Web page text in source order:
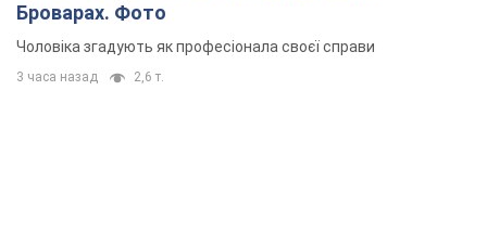
Броварах. Фото
Чоловіка згадують як професіонала своєї справи
3 часа назад 2,6 т.